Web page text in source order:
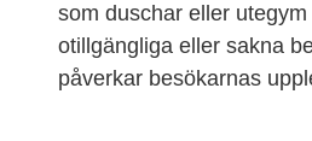
som duschar eller
otillgängliga eller sakna
påverkar besökarnas